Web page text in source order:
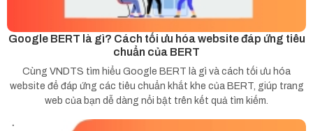
Google BERT là gì? Cách tối ưu hóa website đáp ứng tiêu
chuẩn của BERT
Cùng VNDTS tìm hiểu Google BERT là gì và cách tối ưu hóa
website để đáp ứng các tiêu chuẩn khắt khe của BERT, giúp trang
web của bạn dễ dàng nổi bật trên kết quả tìm kiếm.